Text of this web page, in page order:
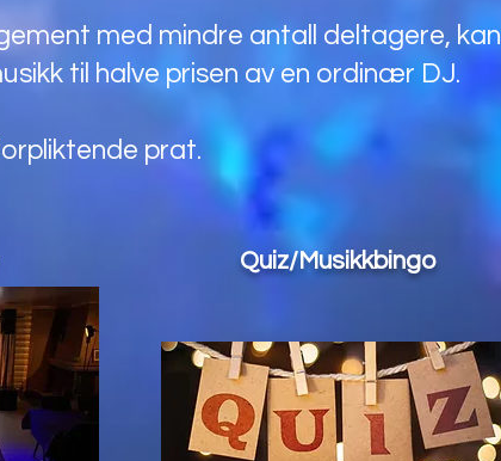
med mindre antall deltagere, kan
til halve prisen av en ordinær DJ.
prat.
Quiz/Musikkbingo